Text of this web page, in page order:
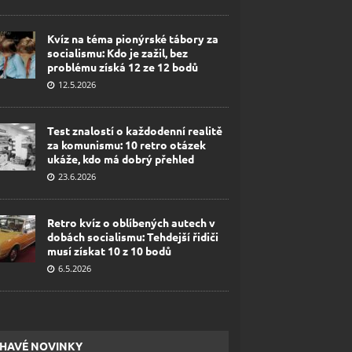
Kvíz na téma pionýrské tábory za
socialismu: Kdo je zažil, bez
problému získá 12 ze 12 bodů
12.5.2026
Test znalostí o každodenní realitě
za komunismu: 10 retro otázek
ukáže, kdo má dobrý přehled
23.6.2026
Retro kvíz o oblíbených autech v
dobách socialismu: Tehdejší řidiči
musí získat 10 z 10 bodů
6.5.2026
NOVINKY